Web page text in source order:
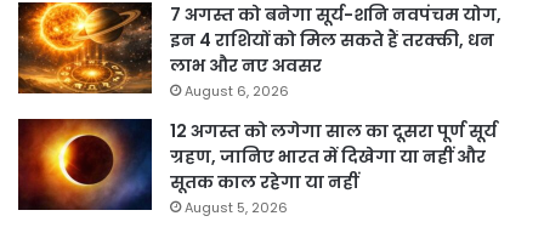
7 अगस्त को बनेगा सूर्य-शनि नवपंचम योग,
इन 4 राशियों को मिल सकते हैं तरक्की, धन
लाभ और नए अवसर
August 6, 2026
12 अगस्त को लगेगा साल का दूसरा पूर्ण सूर्य
ग्रहण, जानिए भारत में दिखेगा या नहीं और
सूतक काल रहेगा या नहीं
August 5, 2026